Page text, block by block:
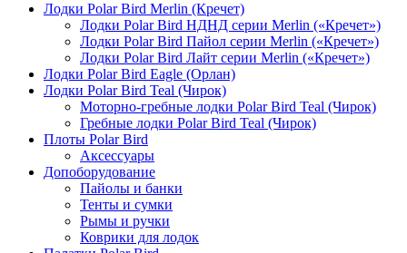
Лодки Polar Bird Merlin (Кречет)
Лодки Polar Bird НДНД серии Merlin («Кречет»)
Лодки Polar Bird Пайол серии Merlin («Кречет»)
Лодки Polar Bird Лайт серии Merlin («Кречет»)
Лодки Polar Bird Eagle (Орлан)
Лодки Polar Bird Teal (Чирок)
Моторно-гребные лодки Polar Bird Teal (Чирок)
Гребные лодки Polar Bird Teal (Чирок)
Плоты Polar Bird
Аксессуары
Допоборудование
Пайолы и банки
Тенты и сумки
Рымы и ручки
Коврики для лодок